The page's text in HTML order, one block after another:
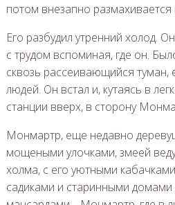
потом внезапно размахивается
Его разбудил утренний холод.
с трудом вспоминая, где он.
сквозь рассеивающийся
людей. Он встал и, кутаясь в
станции вверх, в сторону
Монмартр, еще недавно
мощеными улочками, змеей
холма, с его уютными
садиками и старинными домами